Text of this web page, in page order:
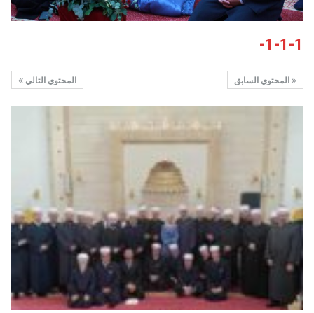
1-1-1-
المحتوي التالي المحتوي السابق